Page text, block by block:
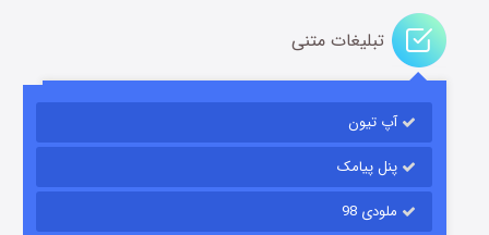
مردگان متحرک: شهر مرده ۳
تبلیغات متنی
آپ تیون
پنل پیامک
ملودی 98